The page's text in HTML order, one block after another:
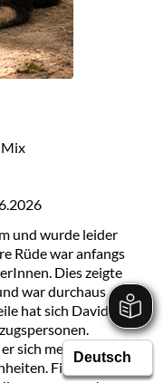
Mix
und wurde leider
Rüde war anfangs
Dies zeigte
war durchaus
hat sich David gut
sich meist sehr
Fixieren und